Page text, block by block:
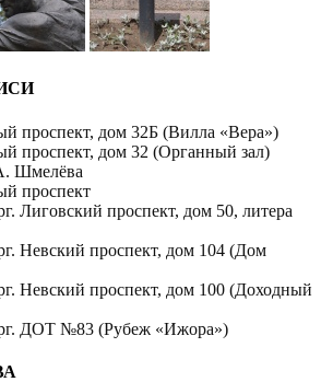
проспект, дом 32Б (Вилла «Вера»)
проспект, дом 32 (Органный зал)
Шмелёва
проспект
Лиговский проспект, дом 50, литера
Невский проспект, дом 104 (Дом
Невский проспект, дом 100 (Доходный
ДОТ №83 (Рубеж «Ижора»)